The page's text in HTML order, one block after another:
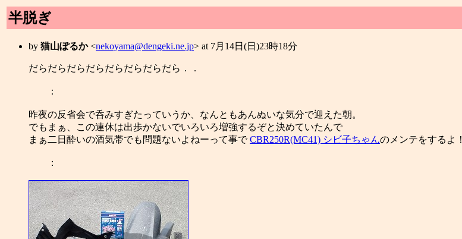
半脱ぎ
by 猫山ぽるか<nekoyama@dengeki.ne.jp> at 7月14日(日)23時18分
だらだらだらだらだらだらだらだら．．
：
昨夜の反省会で呑みすぎたっていうか、なんともあんぬいな気分で迎えた朝。
でもまぁ、この連休は出歩かないでいろいろ増強するぞと決めていたんで
まぁ二日酔いの酒気帯でも問題ないよねーって事でCBR250R(MC41) シビ子ちゃんのメンテをするよ！
：